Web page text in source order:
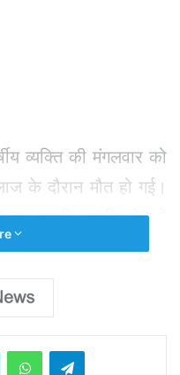
व्यक्ति की मंगलवार को
के दौरान मौत हो गई।
यह पहली, जबकि देश में
ने दुबई की यात्रा की
के राजकीय कस्तूरबा
पांच दिनों तक एक निजी
किया गया था।